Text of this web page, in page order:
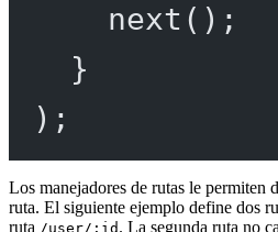
next ();
}
);
Los manejadores de rutas le permiten
ruta. El siguiente ejemplo define dos
ruta /user/:id . La segunda ruta no